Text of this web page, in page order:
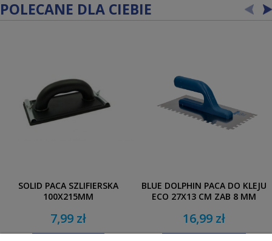
POLECANE DLA CIEBIE
SOLID PACA SZLIFIERSKA
100X215MM
7,99 zł
BLUE DOLPHIN PACA DO KLEJU
ECO 27X13 CM ZĄB 8 MM
16,99 zł